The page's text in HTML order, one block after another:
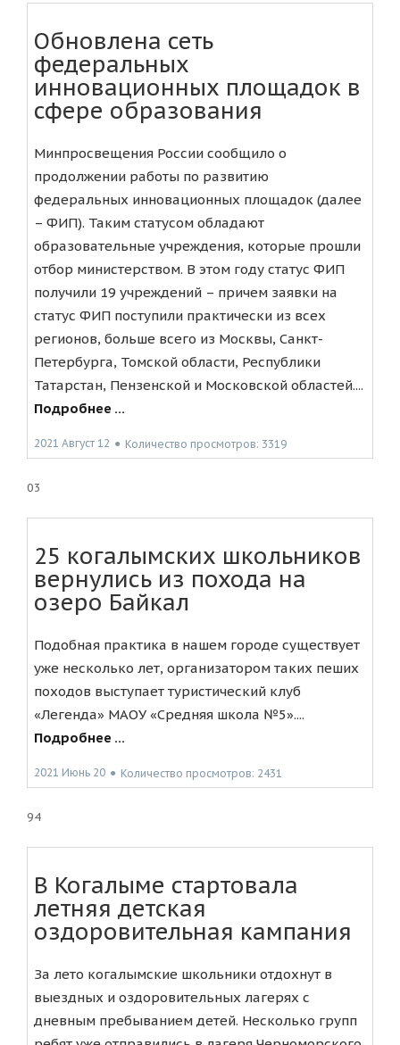
Обновлена сеть
федеральных
инновационных площадок в
сфере образования
Минпросвещения России сообщило о
продолжении работы по развитию
федеральных инновационных площадок (далее
– ФИП). Таким статусом обладают
образовательные учреждения, которые прошли
отбор министерством. В этом году статус ФИП
получили 19 учреждений – причем заявки на
статус ФИП поступили практически из всех
регионов, больше всего из Москвы, Санкт-
Петербурга, Томской области, Республики
Татарстан, Пензенской и Московской областей....
Подробнее ...
2021 Август 12 ● Количество просмотров: 3319
03
25 когалымских школьников
вернулись из похода на
озеро Байкал
Подобная практика в нашем городе существует
уже несколько лет, организатором таких пеших
походов выступает туристический клуб
«Легенда» МАОУ «Средняя школа №5»....
Подробнее ...
2021 Июнь 20 ● Количество просмотров: 2431
94
В Когалыме стартовала
летняя детская
оздоровительная кампания
За лето когалымские школьники отдохнут в
выездных и оздоровительных лагерях с
дневным пребыванием детей. Несколько групп